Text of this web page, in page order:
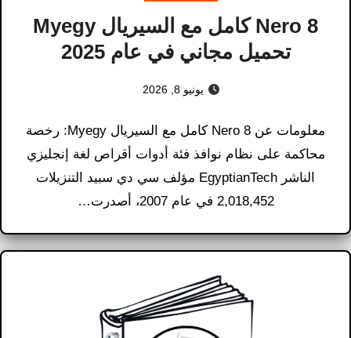
Nero 8 كامل مع السيريال Myegy
تحميل مجاني في عام 2025
يونيو 8, 2026
معلومات عن Nero 8 كامل مع السيريال Myegy: رخصة
محاكمة على نظام نوافذ فئة أدوات أقراص لغة إنجليزي
الناشر EgyptianTech مؤلف سي دي سبيد التنزيلات
2,018,452 في عام 2007، أصدرت…